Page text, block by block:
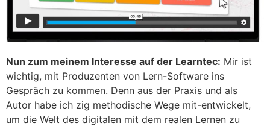
Nun zum meinem Interesse auf der Learntec: Mir ist
wichtig, mit Produzenten von Lern-Software ins
Gespräch zu kommen. Denn aus der Praxis und als
Autor habe ich zig methodische Wege mit-entwickelt,
um die Welt des digitalen mit dem realen Lernen zu